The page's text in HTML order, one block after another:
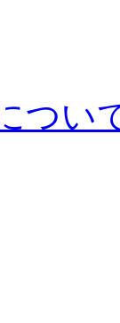
つい